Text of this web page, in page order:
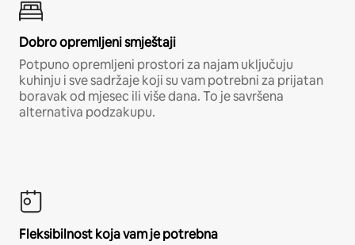
Dobro opremljeni smještaji
Potpuno opremljeni prostori za najam uključuju
kuhinju i sve sadržaje koji su vam potrebni za prijatan
boravak od mjesec ili više dana. To je savršena
alternativa podzakupu.
Fleksibilnost koja vam je potrebna